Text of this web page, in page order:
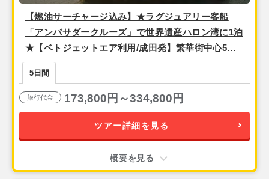
【燃油サーチャージ込み】★ラグジュアリー客船
「アンバサダークルーズ」で世界遺産ハロン湾に1泊
★【ベトジェットエア利用/成田発】繁華街中心5つ
星★ベッド2台の事前確約可能！『メリアハノイ（デ
ラックスツイン）』宿泊ハノイ3泊5日
5日間
旅行代金 173,800円～334,800円
ツアー詳細を見る
概要を見る